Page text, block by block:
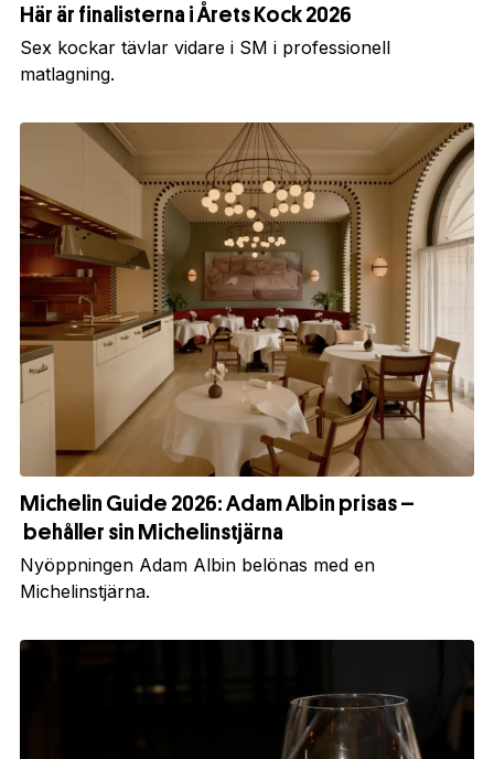
Här är finalisterna i Årets Kock 2026
Sex kockar tävlar vidare i SM i professionell
matlagning.
Michelin Guide 2026: Adam Albin prisas –
behåller sin Michelinstjärna
Nyöppningen Adam Albin belönas med en
Michelinstjärna.